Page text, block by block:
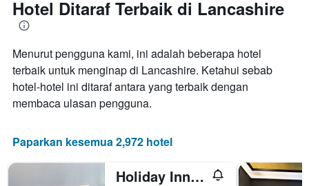
X
yang
bilangan
hari
penginapan
Carta
paksi
Hotel Ditaraf Terbaik di Lancashire
Menurut pengguna kami, ini adalah beberapa hotel
terbaik untuk menginap di Lancashire. Ketahui sebab
hotel-hotel ini ditaraf antara yang terbaik dengan
membaca ulasan pengguna.
Paparkan kesemua 2,972 hotel
Holiday Inn Express Burnley M65, Jct.10 By IHG